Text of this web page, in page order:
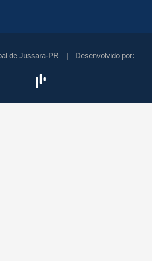
de Jussara-PR | Desenvolvido por: